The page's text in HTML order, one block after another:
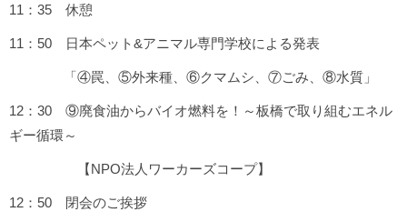
11：35 休憩
11：50 日本ペット&アニマル専門学校による発表
「④罠、⑤外来種、⑥クマムシ、⑦ごみ、⑧水質」
12：30 ⑨廃食油からバイオ燃料を！～板橋で取り組むエネル
ギー循環～
【NPO法人ワーカーズコープ】
12：50 閉会のご挨拶